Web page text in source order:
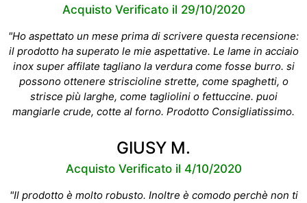
Acquisto Verificato il 29/10/2020
"Ho aspettato un mese prima di scrivere questa recensione:
il prodotto ha superato le mie aspettative. Le lame in acciaio
inox super affilate tagliano la verdura come fosse burro. si
possono ottenere striscioline strette, come spaghetti, o
strisce più larghe, come tagliolini o fettuccine. puoi
mangiarle crude, cotte al forno. Prodotto Consigliatissimo.
GIUSY M.
Acquisto Verificato il 4/10/2020
"Il prodotto è molto robusto. Inoltre è comodo perchè non ti